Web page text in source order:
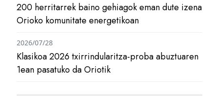
200 herritarrek baino gehiagok eman dute izena
Orioko komunitate energetikoan
Klasikoa 2026 txirrindularitza-proba abuztuaren
1ean pasatuko da Oriotik
2026/07/28